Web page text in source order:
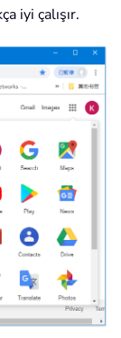
iyi çalışır.